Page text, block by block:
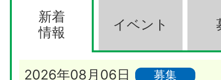
新着
情報
イベント
新
2026年08月06日 募集